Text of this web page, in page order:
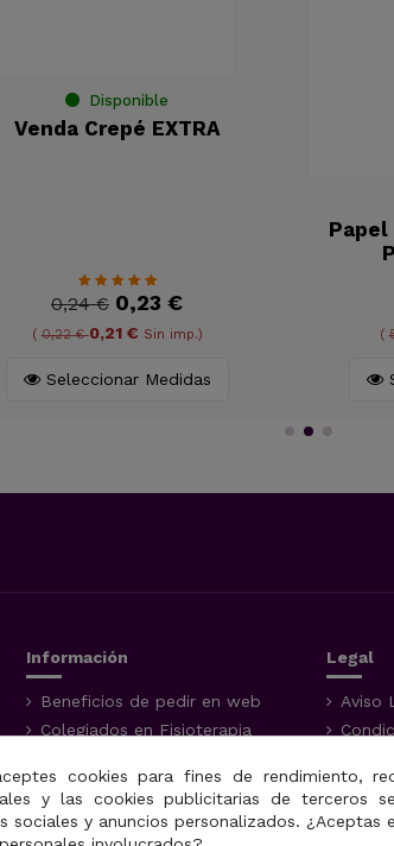
0,24 € 0,23 €
(0,22 € 0,21 €Sin imp.)
Seleccionar Medidas
Papel
(
Información
Beneficios de pedir en web
Colegiados en Fisioterapia
Devoluciones
Opiniones y valoraciones de
productos
Legal
Aviso
Uso
cookies para fines de rendimiento,
y las cookies publicitarias de terceros
sociales y anuncios personalizados. ¿Aceptas